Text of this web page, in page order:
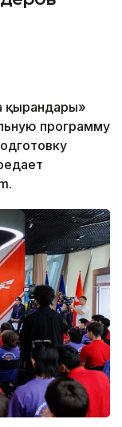
қырандары»
программу